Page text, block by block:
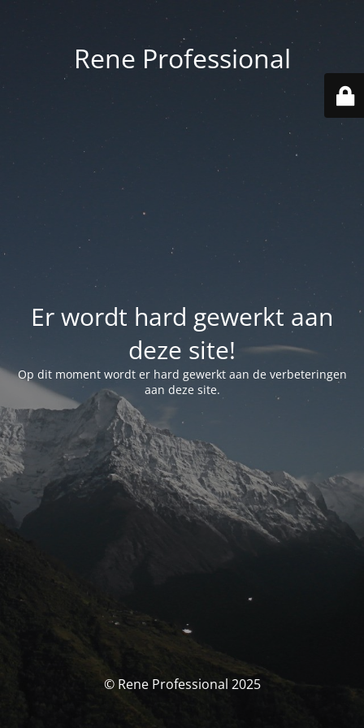
Rene Professional
Er wordt hard gewerkt aan
deze site!
Op dit moment wordt er hard gewerkt aan de verbeteringen
aan deze site.
© Rene Professional 2025